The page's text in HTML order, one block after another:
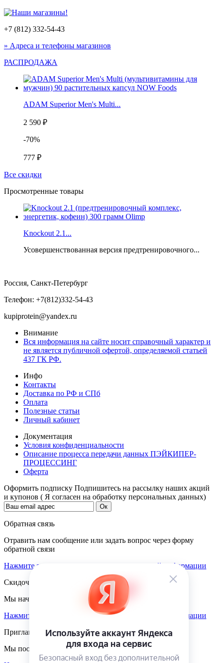
+7 (812) 332-54-43
» Адреса и телефоны магазинов
РАСПРОДАЖА
ADAM Superior Men's Multi...
2 590 ₽
-70%
777 ₽
Все скидки
Просмотренные товары
Knockout 2.1...
Усовершенствованная версия предтренировочного...
Россия, Санкт-Петербург
Телефон: +7(812)332-54-43
kupiprotein@yandex.ru
Внимание
Вся информация на сайте носит справочный характер и
не является публичной офертой, определяемой статьей
437 ГК РФ.
Инфо
Контакты
Доставка по РФ и СПб
Оплата
Полезные статьи
Личный кабинет
Документация
Условия конфиденциальности
Описание процесса передачи данных ПЭЙКИПЕР-
ПРОЦЕССИНГ
Оферта
Оформить подписку Подпишитесь на рассылку наших акций
и купонов ( Я согласен на обработку персональных данных)
Обратная связь
Отравить нам сообщение или задать вопрос через форму
обратной связи
Нажмите здесь для получения дополнительной информации
Скидочная система
Мы начисляем кэшбэк с покупок
Нажмите здесь для получения дополнительной информации
Приглашаем к партнёрству
Мы поощеряем наших партнёров